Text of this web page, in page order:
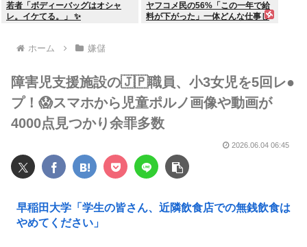
若者「ボディーバッグはオシャ
レ。イケてる。」 ✨
ヤフコメ民の56%「この一年で給
料が下がった」一体どんな仕事し
ホーム 嫌儲
障害児支援施設の🇯🇵職員、小3女児を5回レ●
プ！😱スマホから児童ポルノ画像や動画が
4000点見つかり余罪多数
2026.06.04 06:45
早稲田大学「学生の皆さん、近隣飲食店での無銭飲食は
やめてください」